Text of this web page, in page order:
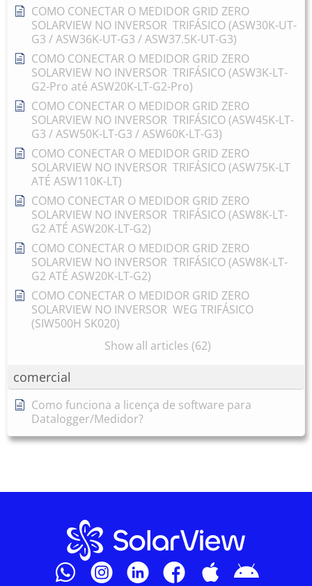
COMO CONECTAR O MEDIDOR GRID ZERO
SOLARVIEW NO INVERSOR TRIFÁSICO (ASW30K-UT-
G3 / ASW36K-UT-G3 / ASW37.5K-UT-G3)
COMO CONECTAR O MEDIDOR GRID ZERO
SOLARVIEW NO INVERSOR TRIFÁSICO (ASW3K-LT-
G2-Pro até ASW20K-LT-G2-Pro)
COMO CONECTAR O MEDIDOR GRID ZERO
SOLARVIEW NO INVERSOR TRIFÁSICO (ASW45K-LT-
G3 / ASW50K-LT-G3 / ASW60K-LT-G3)
COMO CONECTAR O MEDIDOR GRID ZERO
SOLARVIEW NO INVERSOR TRIFÁSICO (ASW75K-LT
ATÉ ASW110K-LT)
COMO CONECTAR O MEDIDOR GRID ZERO
SOLARVIEW NO INVERSOR TRIFÁSICO (ASW8K-LT-
G2 ATÉ ASW20K-LT-G2)
COMO CONECTAR O MEDIDOR GRID ZERO
SOLARVIEW NO INVERSOR TRIFÁSICO (ASW8K-LT-
G2 ATÉ ASW20K-LT-G2)
COMO CONECTAR O MEDIDOR GRID ZERO
SOLARVIEW NO INVERSOR WEG TRIFÁSICO
(SIW500H SK020)
Show all articles (62)
comercial
Como funciona a licença de software para
Datalogger/Medidor?